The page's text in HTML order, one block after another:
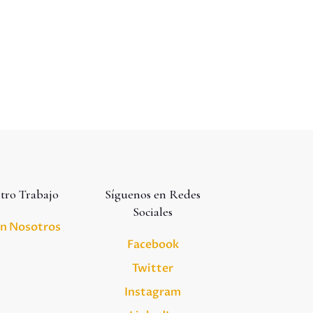
Trabajo
Nosotros
Síguenos en Redes
Sociales
Facebook
Twitter
Instagram